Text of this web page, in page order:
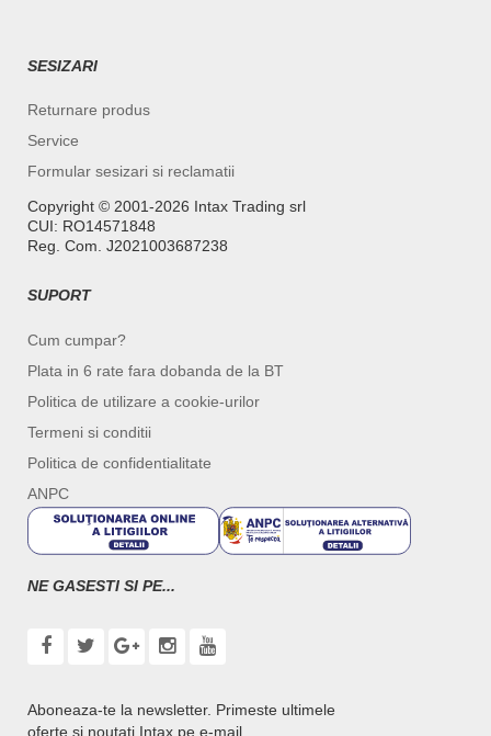
SESIZARI
Returnare produs
Service
Formular sesizari si reclamatii
Copyright ©️ 2001-2026 Intax Trading srl
CUI: RO14571848
Reg. Com. J2021003687238
SUPORT
Cum cumpar?
Plata in 6 rate fara dobanda de la BT
Politica de utilizare a cookie-urilor
Termeni si conditii
Politica de confidentialitate
ANPC
NE GASESTI SI PE...
Aboneaza-te la newsletter. Primeste ultimele
oferte si noutati Intax pe e-mail.